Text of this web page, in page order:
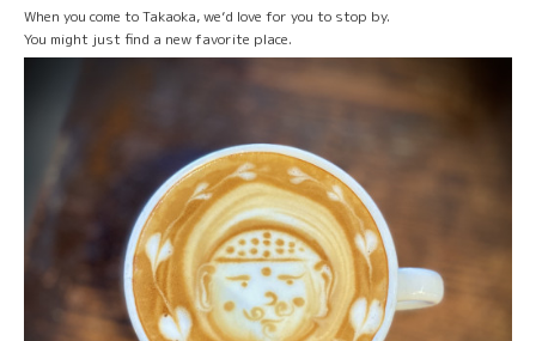
When you come to Takaoka, we’d love for you to stop by.
You might just find a new favorite place.